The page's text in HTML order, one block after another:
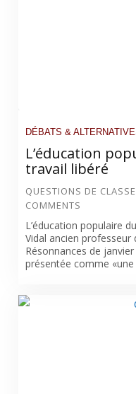
DÉBATS &
L’éducation
travail libéré
QUESTIONS DE
COMMENTS
L’éducation populaire
Vidal ancien professeur
Résonnances de
présentée comme